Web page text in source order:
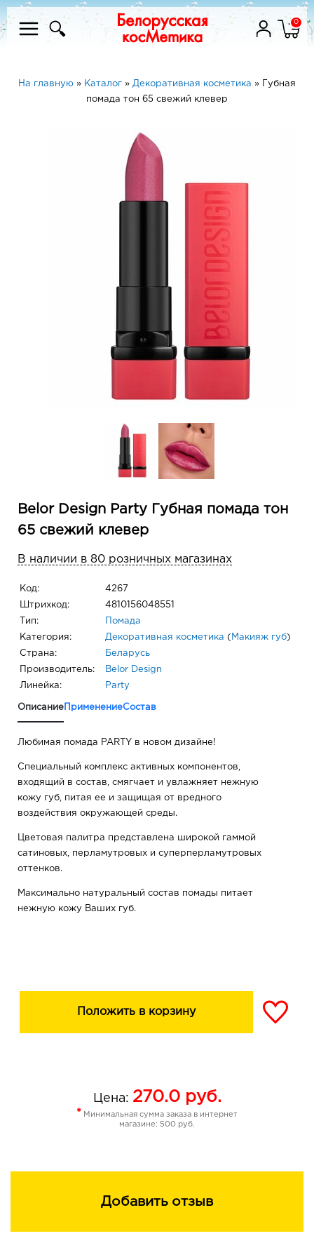
0
На главную » Каталог » Декоративная косметика »
Губная
помада тон 65 свежий клевер
Belor Design Party Губная помада тон
65 свежий клевер
В наличии в 80 розничных магазинах
Код: 4267
Штрихкод: 4810156048551
Тип: Помада
Категория: Декоративная косметика ( Макияж губ)
Страна: Беларусь
Производитель: Belor Design
Линейка: Party
Описание ПрименениеСостав
Любимая помада PARTY в новом дизайне!
Специальный комплекс активных компонентов,
входящий в состав, смягчает и увлажняет нежную
кожу губ, питая ее и защищая от вредного
воздействия окружающей среды.
Цветовая палитра представлена широкой гаммой
сатиновых, перламутровых и суперперламутровых
оттенков.
Максимально натуральный состав помады питает
нежную кожу Ваших губ.
Положить в корзину
Цена: 270.0руб.
* Минимальная сумма заказа в интернет
магазине: 500 руб.
Добавить отзыв